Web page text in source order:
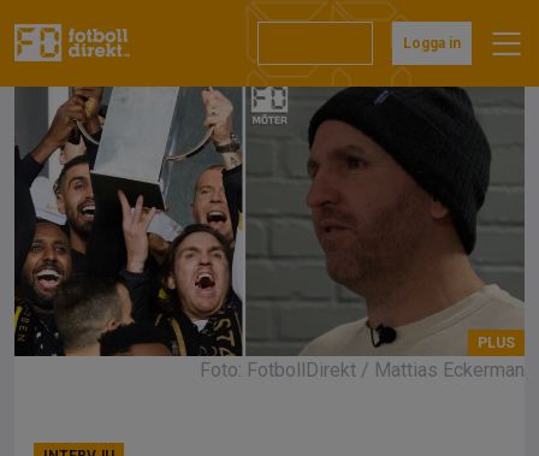
till
Logga in
Foto: FotbollDirekt / Mattias Eckerman